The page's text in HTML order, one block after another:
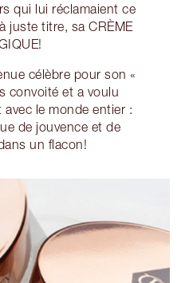
qui lui réclamaient ce
juste titre, sa CRÈME
célèbre pour son «
convoité et a voulu
le monde entier :
de jouvence et de
un flacon!